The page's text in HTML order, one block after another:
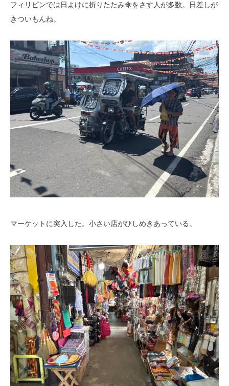
フィリピンでは日よけに折りたたみ傘をさす人が多数。日差しが
きついもんね。
マーケットに突入した。小さい店がひしめきあっている。